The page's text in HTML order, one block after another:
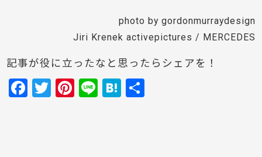
photo by gordonmurraydesign
Jiri Krenek activepictures / MERCEDES
記事が役に立ったなと思ったらシェアを！
F
T
Pi Li H